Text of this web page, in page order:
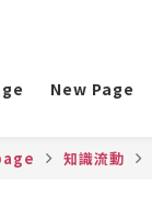
New Page
知識流動